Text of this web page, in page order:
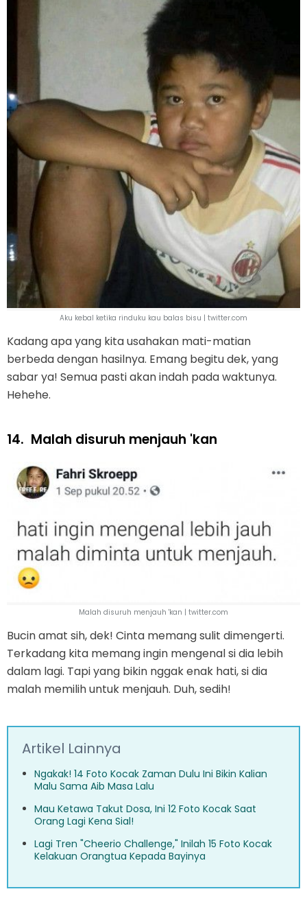
Aku kebal ketika rinduku kau balas bisu | twitter.com
Kadang apa yang kita usahakan mati-matian
berbeda dengan hasilnya. Emang begitu dek, yang
sabar ya! Semua pasti akan indah pada waktunya.
Hehehe.
14. Malah disuruh menjauh 'kan
Malah disuruh menjauh 'kan | twitter.com
Bucin amat sih, dek! Cinta memang sulit dimengerti.
Terkadang kita memang ingin mengenal si dia lebih
dalam lagi. Tapi yang bikin nggak enak hati, si dia
malah memilih untuk menjauh. Duh, sedih!
Artikel Lainnya
Ngakak! 14 Foto Kocak Zaman Dulu Ini Bikin Kalian
Malu Sama Aib Masa Lalu
Mau Ketawa Takut Dosa, Ini 12 Foto Kocak Saat
Orang Lagi Kena Sial!
Lagi Tren "Cheerio Challenge," Inilah 15 Foto Kocak
Kelakuan Orangtua Kepada Bayinya